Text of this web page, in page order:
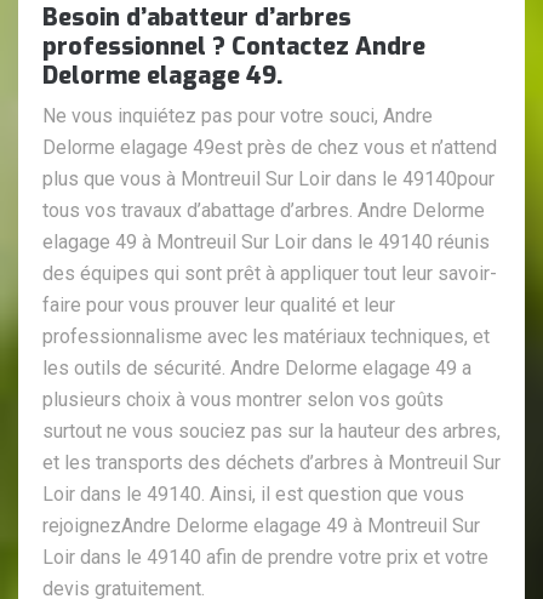
Besoin d’abatteur d’arbres
professionnel ? Contactez Andre
Delorme elagage 49.
Ne vous inquiétez pas pour votre souci, Andre
Delorme elagage 49est près de chez vous et n’attend
plus que vous à Montreuil Sur Loir dans le 49140pour
tous vos travaux d’abattage d’arbres. Andre Delorme
elagage 49 à Montreuil Sur Loir dans le 49140 réunis
des équipes qui sont prêt à appliquer tout leur savoir-
faire pour vous prouver leur qualité et leur
professionnalisme avec les matériaux techniques, et
les outils de sécurité. Andre Delorme elagage 49 a
plusieurs choix à vous montrer selon vos goûts
surtout ne vous souciez pas sur la hauteur des arbres,
et les transports des déchets d’arbres à Montreuil Sur
Loir dans le 49140. Ainsi, il est question que vous
rejoignezAndre Delorme elagage 49 à Montreuil Sur
Loir dans le 49140 afin de prendre votre prix et votre
devis gratuitement.